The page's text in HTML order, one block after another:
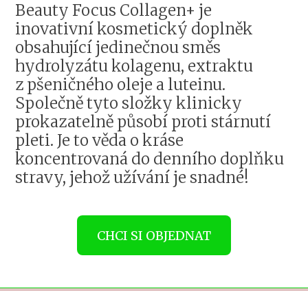
Beauty Focus Collagen+ je
inovativní kosmetický doplněk
obsahující jedinečnou směs
hydrolyzátu kolagenu, extraktu
z pšeničného oleje a luteinu.
Společně tyto složky klinicky
prokazatelně působí proti stárnutí
pleti. Je to věda o kráse
koncentrovaná do denního doplňku
stravy, jehož užívání je snadné!
CHCI SI OBJEDNAT